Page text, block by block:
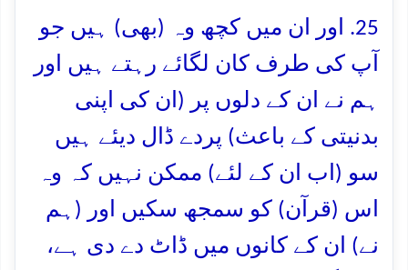
25. اور ان میں کچھ وہ (بھی) ہیں جو
آپ کی طرف کان لگائے رہتے ہیں اور
ہم نے ان کے دلوں پر (ان کی اپنی
بدنیتی کے باعث) پردے ڈال دیئے ہیں
سو (اب ان کے لئے) ممکن نہیں کہ وہ
اس (قرآن) کو سمجھ سکیں اور (ہم
نے) ان کے کانوں میں ڈاٹ دے دی ہے،